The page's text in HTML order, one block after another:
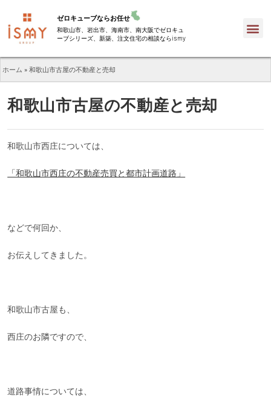
ゼロキューブならお任せ
和歌山市、岩出市、海南市、南大阪でゼロキュ
ーブシリーズ、新築、注文住宅の相談ならismy
ホーム » 和歌山市古屋の不動産と売却
和歌山市古屋の不動産と売却
和歌山市西庄については、
「和歌山市西庄の不動産売買と都市計画道路」
などで何回か、
お伝えしてきました。
和歌山市古屋も、
西庄のお隣ですので、
道路事情については、